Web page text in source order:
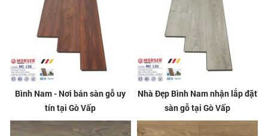
Bình Nam - Nơi bán sàn gỗ uy
tín tại Gò Vấp
Nhà Đẹp Bình Nam nhận lắp đặt
sàn gỗ tại Gò Vấp